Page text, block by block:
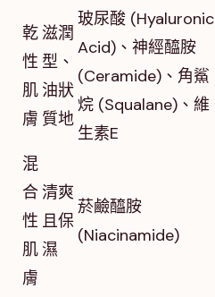
乾
性
肌
膚
滋潤
型、
油狀
質地
玻尿酸 (Hyaluronic
Acid)、神經醯胺
(Ceramide)、角鯊
烷 (Squalane)、維
生素E
混
合
性
肌
膚
清爽
且保
濕
菸鹼醯胺
(Niacinamide)